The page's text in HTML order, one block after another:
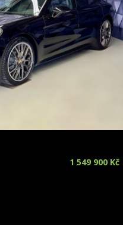
1 549 900 Kč